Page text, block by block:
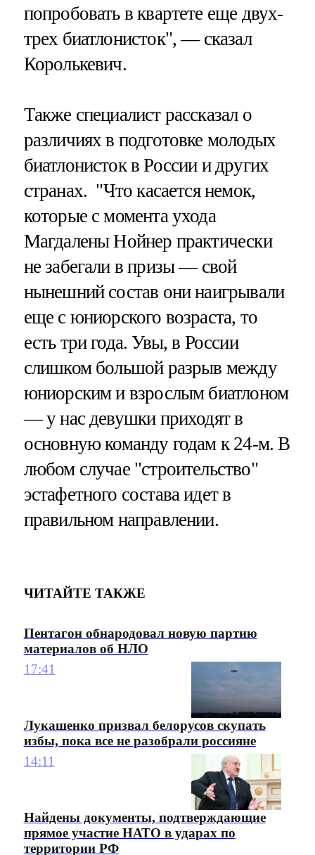
попробовать в квартете еще двух-
трех биатлонисток", — сказал
Королькевич.
Также специалист рассказал о
различиях в подготовке молодых
биатлонисток в России и других
странах. "Что касается немок,
которые с момента ухода
Магдалены Нойнер практически
не забегали в призы — свой
нынешний состав они наигрывали
еще с юниорского возраста, то
есть три года. Увы, в России
слишком большой разрыв между
юниорским и взрослым биатлоном
— у нас девушки приходят в
основную команду годам к 24-м. В
любом случае "строительство"
эстафетного состава идет в
правильном направлении.
ЧИТАЙТЕ ТАКЖЕ
Пентагон обнародовал новую партию
материалов об НЛО
17:41
Лукашенко призвал белорусов скупать
избы, пока все не разобрали россияне
14:11
Найдены документы, подтверждающие
прямое участие НАТО в ударах по
территории РФ